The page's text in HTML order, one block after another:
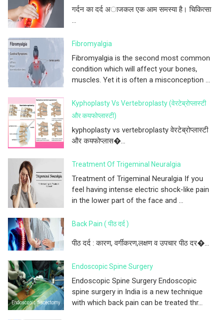
गर्दन का दर्द अाजकल एक आम समस्या है। चिकित्सा
...
Fibromyalgia
Fibromyalgia is the second most common
condition which will affect your bones,
muscles. Yet it is often a misconception ...
Kyphoplasty Vs Vertebroplasty (वेरटेब्रोप्लास्टी
और कयफोप्लास्टी)
kyphoplasty vs vertebroplasty वेरटेब्रोप्लास्टी
और कयफोप्लास�...
Treatment Of Trigeminal Neuralgia
Treatment of Trigeminal Neuralgia If you
feel having intense electric shock-like pain
in the lower part of the face and ...
Back Pain ( पीठ दर्द )
पीठ दर्द : कारण, वर्गीकरण,लक्षण व उपचार पीठ दर�...
Endoscopic Spine Surgery
Endoscopic Spine Surgery Endoscopic
spine surgery in India is a new technique
with which back pain can be treated thr...